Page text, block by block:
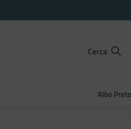
Cerca
Albo